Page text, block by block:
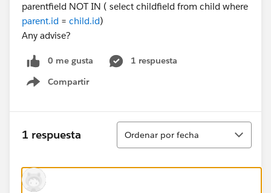
parentfield NOT IN ( select childfield from child where
parent.id = child.id)
Any advise?
0 me gusta
1 respuesta
Compartir
Show menu
1 respuesta
Ordenar
Ordenar por fecha